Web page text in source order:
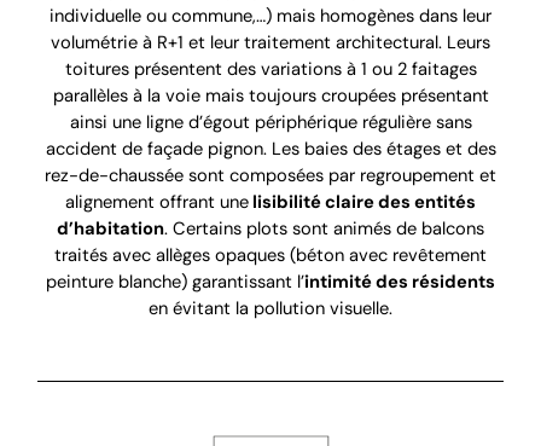
individuelle ou commune,…) mais homogènes dans leur
volumétrie à R+1 et leur traitement architectural. Leurs
toitures présentent des variations à 1 ou 2 faitages
parallèles à la voie mais toujours croupées présentant
ainsi une ligne d’égout périphérique régulière sans
accident de façade pignon. Les baies des étages et des
rez-de-chaussée sont composées par regroupement et
alignement offrant une lisibilité claire des entités
d’habitation. Certains plots sont animés de balcons
traités avec allèges opaques (béton avec revêtement
peinture blanche) garantissant l’intimité des résidents
en évitant la pollution visuelle.